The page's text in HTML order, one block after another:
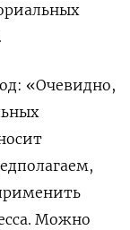
«Очевидно,
Можно